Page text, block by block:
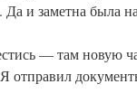
и заметна была
— там новую
отправил